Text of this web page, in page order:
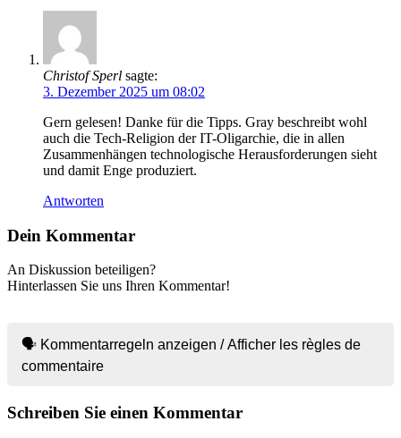
Christof Sperl sagte:
3. Dezember 2025 um 08:02
Gern gelesen! Danke für die Tipps. Gray beschreibt wohl
auch die Tech-Religion der IT-Oligarchie, die in allen
Zusammenhängen technologische Herausforderungen sieht
und damit Enge produziert.
Antworten
Dein Kommentar
An Diskussion beteiligen?
Hinterlassen Sie uns Ihren Kommentar!
🗣 Kommentarregeln anzeigen / Afficher les règles de
commentaire
Schreiben Sie einen Kommentar